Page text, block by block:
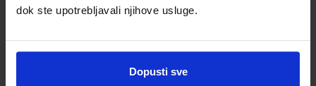
dok ste upotrebljavali njihove usluge.
Dopusti sve